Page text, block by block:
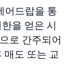
어드랍을 통
을 얻은 시
로 간주되어
매도 또는 교